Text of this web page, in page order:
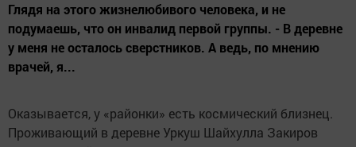
Глядя на этого жизнелюбивого человека, и не
подумаешь, что он инвалид первой группы. - В деревне
у меня не осталось сверстников. А ведь, по мнению
врачей, я...
Оказывается, у «районки» есть космический близнец.
Проживающий в деревне Уркуш Шайхулла Закиров